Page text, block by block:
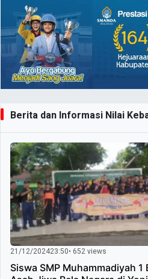
Berita dan Informasi Nilai
21/12/202423:50• 652 views
Siswa SMP Muhammadiyah 1